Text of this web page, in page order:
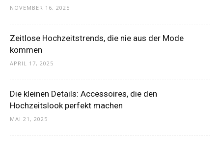
NOVEMBER 16, 2025
Zeitlose Hochzeitstrends, die nie aus der Mode
kommen
APRIL 17, 2025
Die kleinen Details: Accessoires, die den
Hochzeitslook perfekt machen
MAI 21, 2025